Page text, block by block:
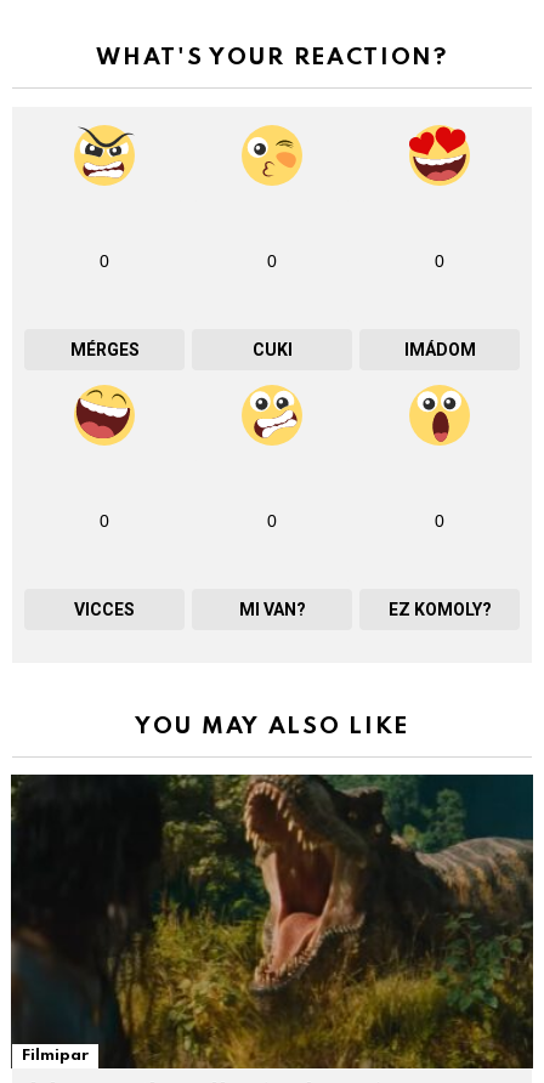
WHAT'S YOUR REACTION?
0
MÉRGES
0
CUKI
0
IMÁDOM
0
VICCES
0
MI VAN?
0
EZ KOMOLY?
YOU MAY ALSO LIKE
Filmipar